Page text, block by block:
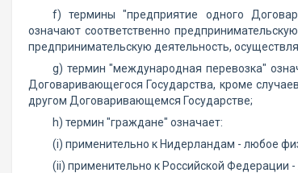
f) термины "предприятие одного
означают соответственно
предпринимательскую деятельность,
g) термин "международная перевозка"
Договаривающегося Государства, кроме
другом Договаривающемся Государстве;
h) термин "граждане" означает:
(i) применительно к Нидерландам - любое
(ii) применительно к Российской